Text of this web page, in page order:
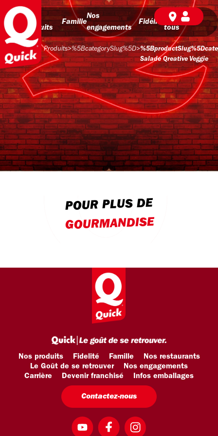
Nos
produits
Famille
Nos
engagements
Fidélité
BD pour
tous
Produits>%5BcategorySlug%5D>
Salade Qreative Veggie
POUR PLUS DE
GOURMANDISE
Nos produits Fidelité Famille
Nos restaurants
Le Goût de se retrouver
Nos engagements
Carrière
Devenir franchisé Infos emballages
Contactez-nous